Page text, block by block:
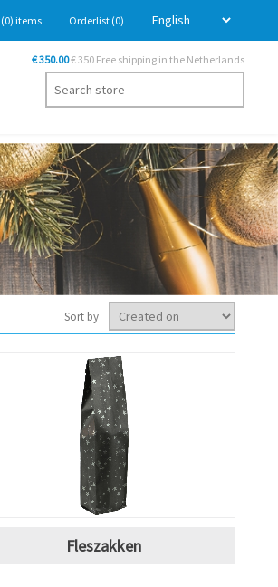
(0) items Orderlist (0)
€ 350.00€ 350 Free shipping in the Netherlands
Sort by
Fleszakken